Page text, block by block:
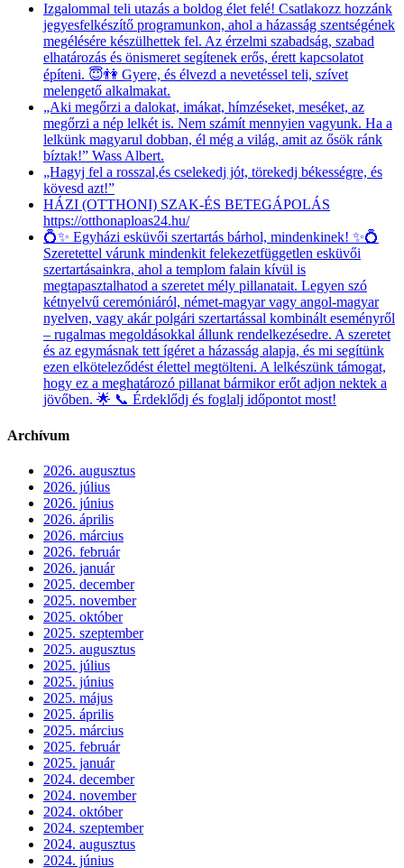
Izgalommal teli utazás a boldog élet felé! Csatlakozz hozzánk
jegyesfelkészítő programunkon, ahol a házasság szentségének
megélésére készülhettek fel. Az érzelmi szabadság, szabad
elhatározás és önismeret segítenek erős, érett kapcsolatot
építeni. 😇👫 Gyere, és élvezd a nevetéssel teli, szívet
melengető alkalmakat.
„Aki megőrzi a dalokat, imákat, hímzéseket, meséket, az
megőrzi a nép lelkét is. Nem számít mennyien vagyunk. Ha a
lelkünk magyarul dobban, él még a világ, amit az ősök ránk
bíztak!” Wass Albert.
„Hagyj fel a rosszal,és cselekedj jót, törekedj békességre, és
kövesd azt!”
HÁZI (OTTHONI) SZAK-ÉS BETEGÁPOLÁS
https://otthonaploas24.hu/
💍✨ Egyházi esküvői szertartás bárhol, mindenkinek! ✨💍
Szeretettel várunk mindenkit felekezetfüggetlen esküvői
szertartásainkra, ahol a templom falain kívül is
megtapasztalhatod a szeretet mély pillanatait. Legyen szó
kétnyelvű ceremóniáról, német-magyar vagy angol-magyar
nyelven, vagy akár polgári szertartással kombinált eseményről
– rugalmas megoldásokkal állunk rendelkezésedre. A szeretet
és az egymásnak tett ígéret a házasság alapja, és mi segítünk
ezen elköteleződést élettel megtölteni. A lelkészünk támogat,
hogy ez a meghatározó pillanat bármikor erőt adjon nektek a
jövőben. 🌟 📞 Érdeklődj és foglalj időpontot most!
Archívum
2026. augusztus
2026. július
2026. június
2026. április
2026. március
2026. február
2026. január
2025. december
2025. november
2025. október
2025. szeptember
2025. augusztus
2025. július
2025. június
2025. május
2025. április
2025. március
2025. február
2025. január
2024. december
2024. november
2024. október
2024. szeptember
2024. augusztus
2024. június